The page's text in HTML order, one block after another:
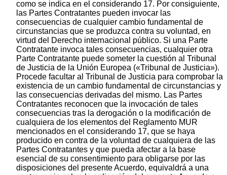
como se indica en el considerando 17. Por consiguiente,
las Partes Contratantes pueden invocar las
consecuencias de cualquier cambio fundamental de
circunstancias que se produzca contra su voluntad, en
virtud del Derecho internacional público. Si una Parte
Contratante invoca tales consecuencias, cualquier otra
Parte Contratante puede someter la cuestión al Tribunal
de Justicia de la Unión Europea («Tribunal de Justicia»).
Procede facultar al Tribunal de Justicia para comprobar la
existencia de un cambio fundamental de circunstancias y
las consecuencias derivadas del mismo. Las Partes
Contratantes reconocen que la invocación de tales
consecuencias tras la derogación o la modificación de
cualquiera de los elementos del Reglamento MUR
mencionados en el considerando 17, que se haya
producido en contra de la voluntad de cualquiera de las
Partes Contratantes y que pueda afectar a la base
esencial de su consentimiento para obligarse por las
disposiciones del presente Acuerdo, equivaldrá a una